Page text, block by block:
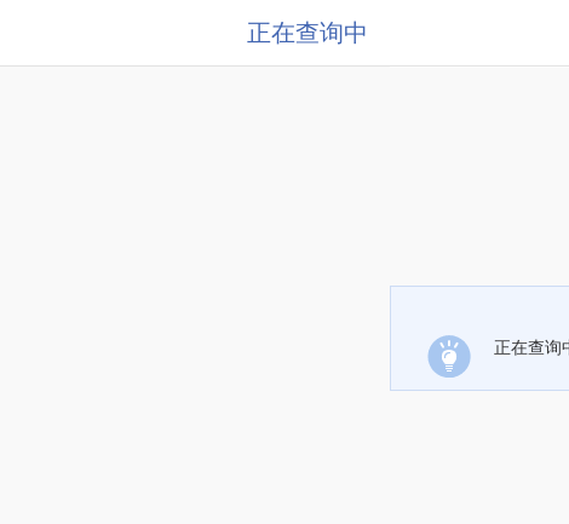
正在查询中
正在查询